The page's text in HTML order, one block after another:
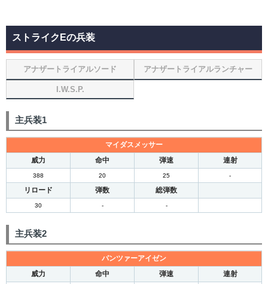
ストライクEの兵装
アナザートライアルソード アナザートライアルランチャー
I.W.S.P.
主兵装1
マイダスメッサー
威力
命中 弾速 連射
388 20 25 -
リロード 弾数 総弾数
30 - -
主兵装2
パンツァーアイゼン
威力
命中 弾速 連射